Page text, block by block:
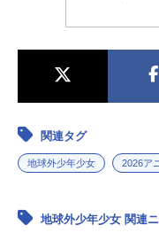
関連タグ
地球外少年少女 2026ア
地球外少年少女 関連